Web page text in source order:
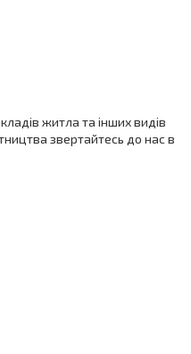
житла та інших видів
звертайтесь до нас в